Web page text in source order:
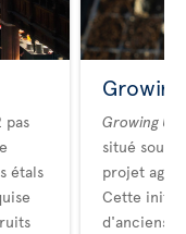
pas
étals
Growing
situé sous
projet
Cette
d'anciens